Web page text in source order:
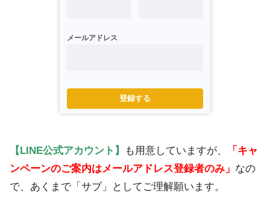
メールアドレス
登録する
【LINE公式アカウント】 も用意していますが、
「キャ
ンペーンのご案内はメールアドレス登録者のみ」 なの
で、あくまで「サブ」としてご理解願います。